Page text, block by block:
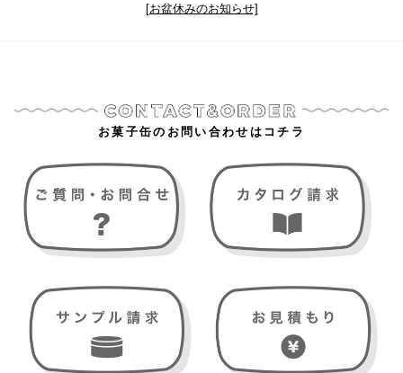
[お盆休みのお知らせ]
お菓子缶のお問い合わせはコチラ